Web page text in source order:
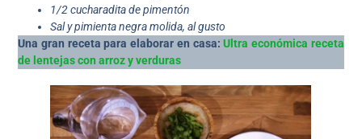
1/2 cucharadita de pimentón
Sal y pimienta negra molida, al gusto
Una gran receta para elaborar en casa:Ultra económica receta
de lentejas con arroz y verduras